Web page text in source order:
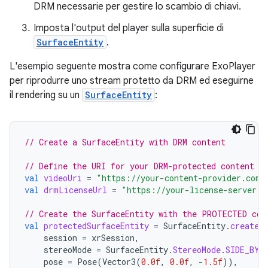
DRM necessarie per gestire lo scambio di chiavi.
Imposta l'output del player sulla superficie di
SurfaceEntity .
L'esempio seguente mostra come configurare ExoPlayer
per riprodurre uno stream protetto da DRM ed eseguirne
il rendering su un SurfaceEntity :
// Create a SurfaceEntity with DRM content
// Define the URI for your DRM-protected content
val videoUri = "https://your-content-provider.com/
val drmLicenseUrl = "https://your-license-
// Create the SurfaceEntity with the PROTECTED
val protectedSurfaceEntity = SurfaceEntity.create
session = xrSession,
stereoMode = SurfaceEntity.StereoMode.
pose = Pose(Vector3(0.0f, 0.0f, -1.5f)),